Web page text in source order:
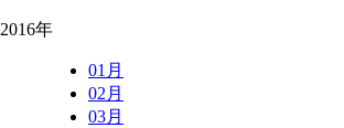
2016年
01月
02月
03月